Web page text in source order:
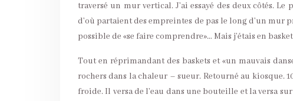
traversé un mur vertical. J’ai essayé des deux côtés.
d’où partaient des empreintes de pas le long d’un mur
possible de «se faire comprendre»… Mais j’étais en
Tout en réprimandant des baskets et «un mauvais
rochers dans la chaleur – sueur. Retourné au kiosque.
froide. Il versa de l’eau dans une bouteille et la versa